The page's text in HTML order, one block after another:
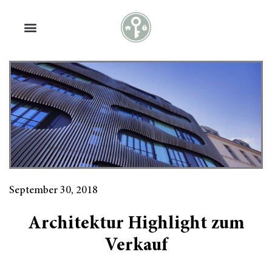
September 30, 2018
Architektur Highlight zum
Verkauf